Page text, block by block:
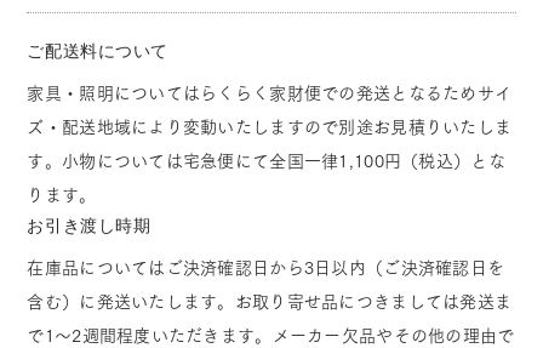
ご配送料について
家具・照明についてはらくらく家財便での発送となるためサイ
ズ・配送地域により変動いたしますので別途お見積りいたしま
す。小物については宅急便にて全国一律1,100円（税込）とな
ります。
お引き渡し時期
在庫品についてはご決済確認日から3日以内（ご決済確認日を
含む）に発送いたします。お取り寄せ品につきましては発送ま
で1～2週間程度いただきます。メーカー欠品やその他の理由で